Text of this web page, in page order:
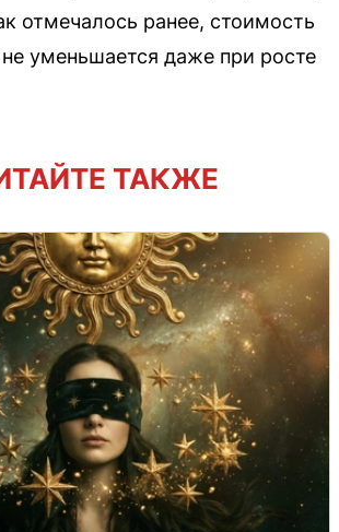
отмечалось ранее, стоимость
уменьшается даже при росте
ТАКЖЕ